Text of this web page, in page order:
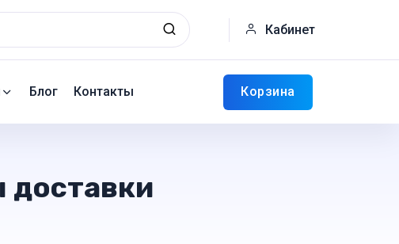
Кабинет
Блог Контакты Корзина
доставки